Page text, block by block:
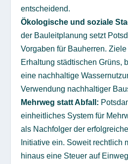
entscheidend.
Ökologische und soziale
der Bauleitplanung setzt
Vorgaben für Bauherren.
Erhaltung städtischen Grüns,
eine nachhaltige
Verwendung nachhaltiger
Mehrweg statt Abfall:
einheitliches System für
als Nachfolger der
Initiative ein. Soweit rechtlich
hinaus eine Steuer auf